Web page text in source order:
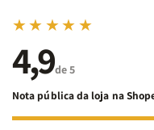
★★★★★
4,9de 5
Nota pública da loja na